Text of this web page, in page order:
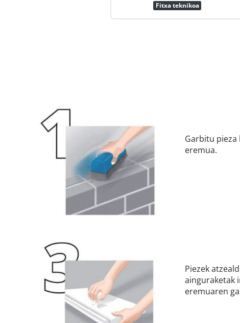
Fitxa teknikoa
Garbitu
eremua.
Piezek
ainguraketak
eremuaren